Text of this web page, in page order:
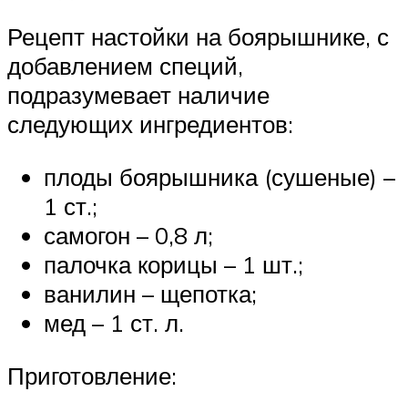
Рецепт настойки на боярышнике, с
добавлением специй,
подразумевает наличие
следующих ингредиентов:
плоды боярышника (сушеные) –
1 ст.;
самогон – 0,8 л;
палочка корицы – 1 шт.;
ванилин – щепотка;
мед – 1 ст. л.
Приготовление: